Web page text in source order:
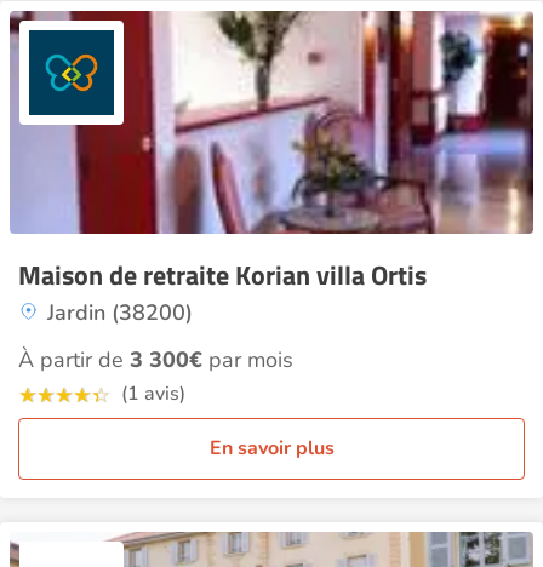
Maison de retraite Korian villa Ortis
Jardin (38200)
À partir de 3 300€ par mois
(1 avis)
En savoir plus